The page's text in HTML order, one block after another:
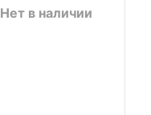
Нет в наличии